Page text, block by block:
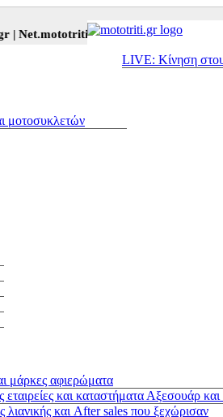
|Προϊόντα & Υπηρεσίες |
LIVE: Κίνηση
μοτοσυκλετών
μάρκες αφιερώματα
εταιρείες και καταστήματα Αξεσουάρ
λιανικής και After sales που ξεχώρισαν